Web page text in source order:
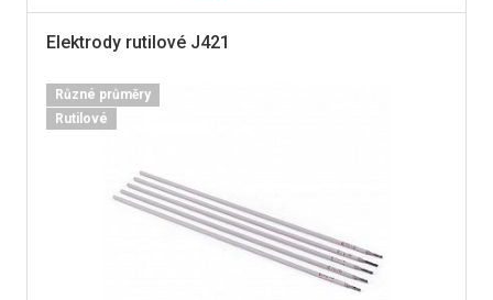
Elektrody rutilové J421
Různé průměry
Rutilové